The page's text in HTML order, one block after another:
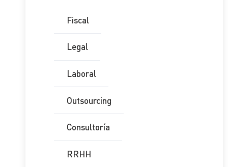
Fiscal
Legal
Laboral
Outsourcing
Consultoría
RRHH